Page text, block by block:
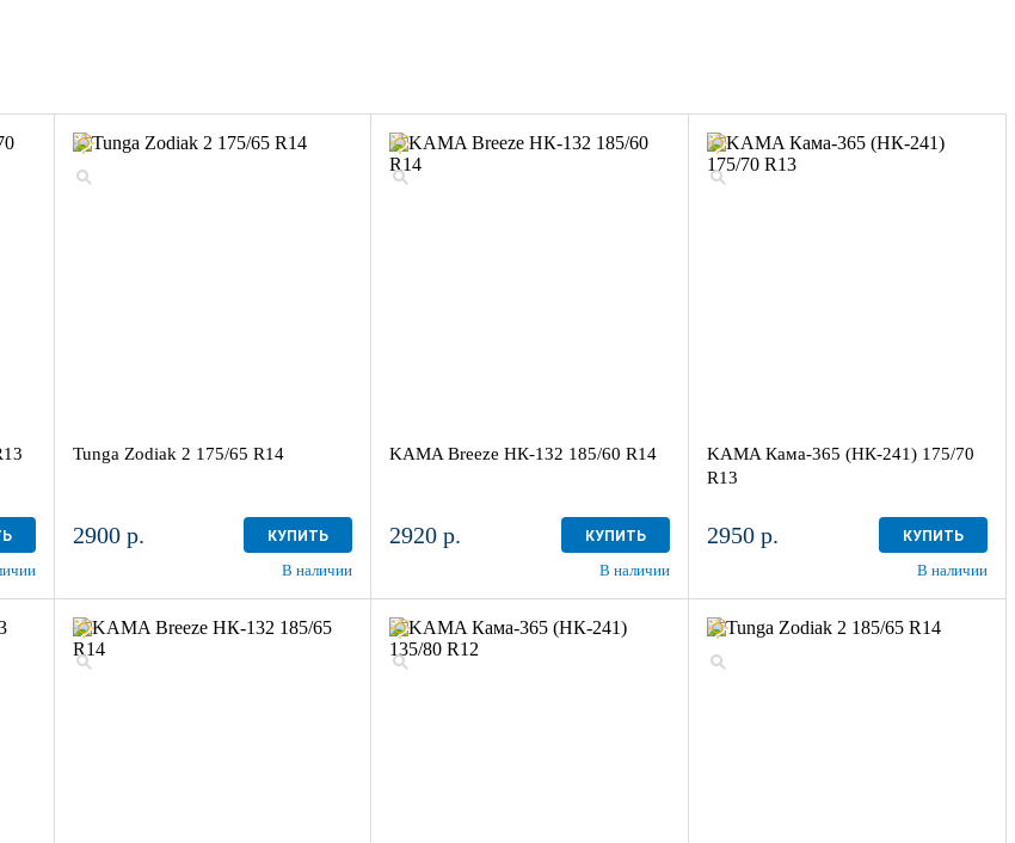
Tunga Zodiak 2 175/65 R14
2900 р. КУПИТЬ
В наличии
KAMA Breeze НК-132 185/60 R14
2920 р. КУПИТЬ
В наличии
KAMA Кама-365 (НК-241) 175/70
R13
2950 р. КУПИТЬ
В наличии